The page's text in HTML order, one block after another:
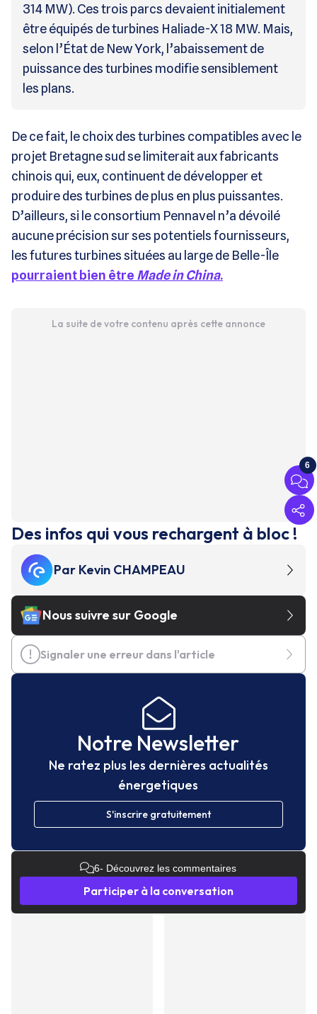
314 MW). Ces trois parcs devaient initialement
être équipés de turbines Haliade-X 18 MW. Mais,
selon l’État de New York, l’abaissement de
puissance des turbines modifie sensiblement
les plans.
De ce fait, le choix des turbines compatibles avec le
projet Bretagne sud se limiterait aux fabricants
chinois qui, eux, continuent de développer et
produire des turbines de plus en plus puissantes.
D’ailleurs, si le consortium Pennavel n’a dévoilé
aucune précision sur ses potentiels fournisseurs,
les futures turbines situées au large de Belle-Île
pourraient bien être Made in China.
La suite de votre contenu après cette annonce
6
Des infos qui vous rechargent à bloc !
Par Kevin CHAMPEAU
Nous suivre sur Google
Signaler une erreur dans l'article
Notre Newsletter
Ne ratez plus les dernières actualités
énergetiques
S'inscrire gratuitement
6- Découvrez les commentaires
Participer à la conversation